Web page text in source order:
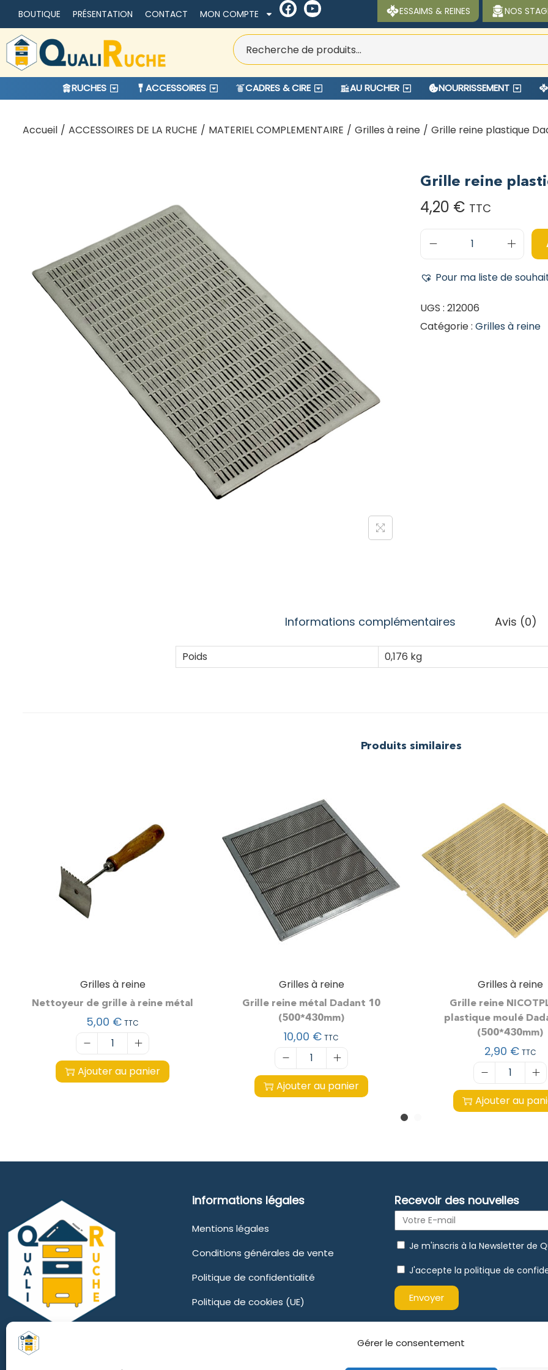
Gérer le consentement
BOUTIQUE PRÉSENTATION CONTACT MON COMPTE ESSAIMS & REINES NOS
RUCHES ACCESSOIRES CADRES & CIRE AU RUCHER NOURRISSEMENT
Accueil / ACCESSOIRES DE LA RUCHE / MATERIEL COMPLEMENTAIRE / Grilles à reine / Grille reine plastique
Grille reine
4,20 € TTC
Pour ma liste de
UGS : 212006
Catégorie : Grilles à reine
Informations complémentaires Avis (0)
Poids 0,176 kg
Produits similaires
Grilles à reine
Nettoyeur de grille à reine métal
5,00 € TTC
Ajouter au panier
Grilles à reine
Grille reine métal Dadant 10
(500*430mm)
10,00 € TTC
Ajouter au panier
Grilles à reine
Grille reine
plastique moulé
(500*430mm)
2,90 € TTC
Ajouter au
informations légales
Mentions légales
Conditions générales de vente
Politique de confidentialité
Politique de cookies (UE)
Recevoir des nouvelles
Je m'inscris à la Newsletter de
J'accepte la politique de
Envoyer